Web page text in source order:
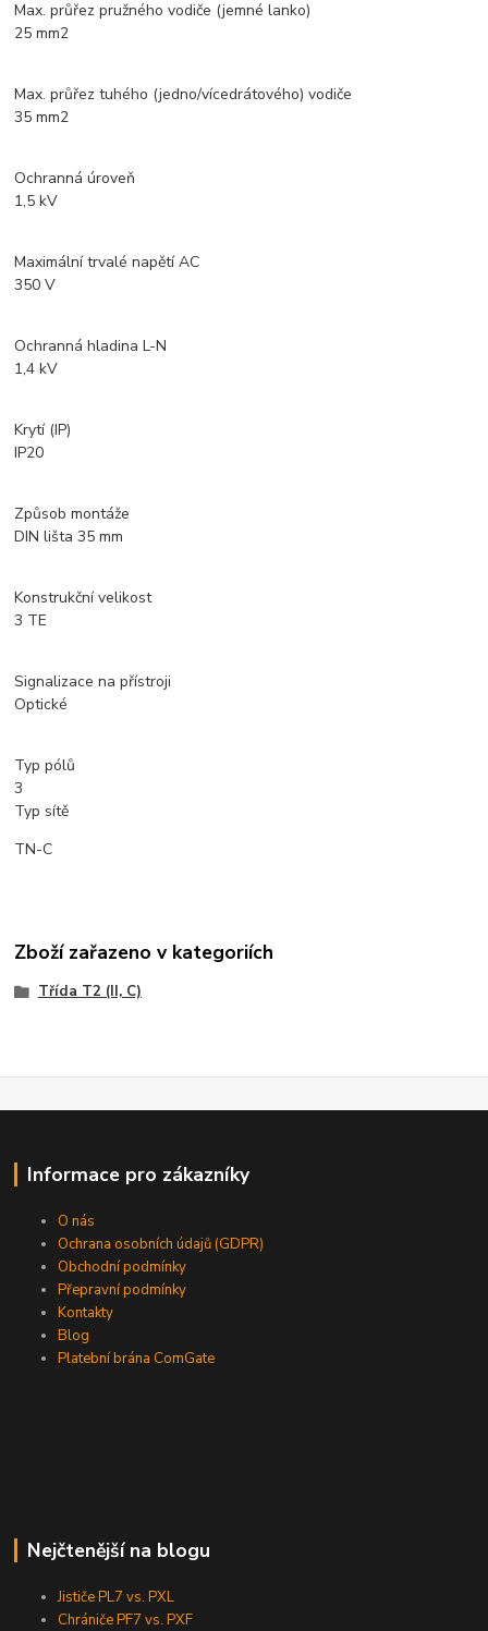
Max. průřez pružného vodiče (jemné lanko)
25 mm2
Max. průřez tuhého (jedno/vícedrátového) vodiče
35 mm2
Ochranná úroveň
1,5 kV
Maximální trvalé napětí AC
350 V
Ochranná hladina L-N
1,4 kV
Krytí (IP)
IP20
Způsob montáže
DIN lišta 35 mm
Konstrukční velikost
3 TE
Signalizace na přístroji
Optické
Typ pólů
3
Typ sítě
TN-C
Zboží zařazeno v kategoriích
Třída T2 (II, C)
Informace pro zákazníky
O nás
Ochrana osobních údajů (GDPR)
Obchodní podmínky
Přepravní podmínky
Kontakty
Blog
Platební brána ComGate
Nejčtenější na blogu
Jističe PL7 vs. PXL
Chrániče PF7 vs. PXF